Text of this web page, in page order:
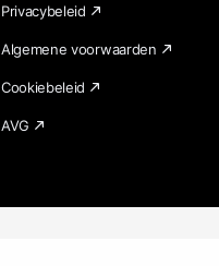
Privacybeleid
Algemene voorwaarden
Cookiebeleid
AVG